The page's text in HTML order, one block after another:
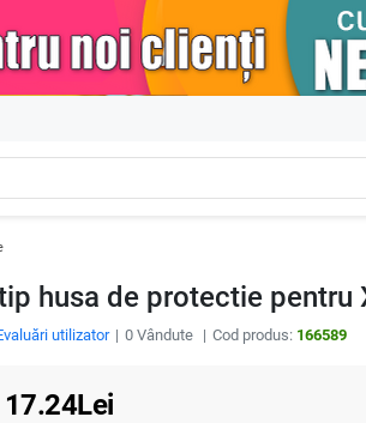
husa de protectie pentru
utilizator 0Vândute Cod produs: 166589
17.24Lei